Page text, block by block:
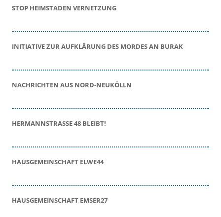
STOP HEIMSTADEN VERNETZUNG
INITIATIVE ZUR AUFKLÄRUNG DES MORDES AN BURAK
NACHRICHTEN AUS NORD-NEUKÖLLN
HERMANNSTRASSE 48 BLEIBT!
HAUSGEMEINSCHAFT ELWE44
HAUSGEMEINSCHAFT EMSER27